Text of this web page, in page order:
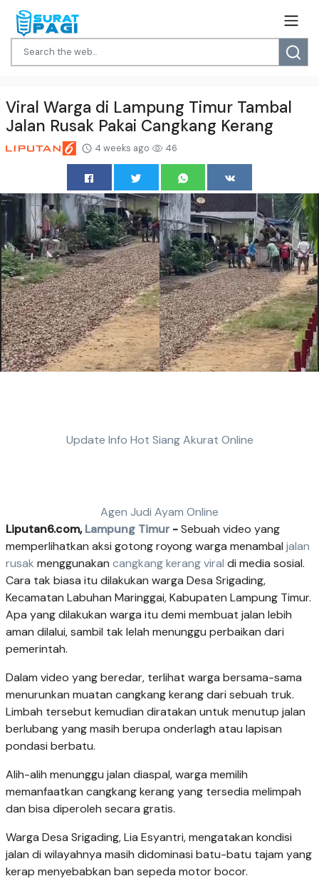
Viral Warga di Lampung Timur Tambal
Jalan Rusak Pakai Cangkang Kerang
4 weeks ago 46
Update Info Hot Siang Akurat Online
Agen Judi Ayam Online
Liputan6.com,Lampung Timur -Sebuah video yang
memperlihatkan aksi gotong royong warga menambal jalan
rusak menggunakan cangkang kerangviral di media sosial.
Cara tak biasa itu dilakukan warga Desa Srigading,
Kecamatan Labuhan Maringgai, Kabupaten Lampung Timur.
Apa yang dilakukan warga itu demi membuat jalan lebih
aman dilalui, sambil tak lelah menunggu perbaikan dari
pemerintah.
Dalam video yang beredar, terlihat warga bersama-sama
menurunkan muatan cangkang kerang dari sebuah truk.
Limbah tersebut kemudian diratakan untuk menutup jalan
berlubang yang masih berupa onderlagh atau lapisan
pondasi berbatu.
Alih-alih menunggu jalan diaspal, warga memilih
memanfaatkan cangkang kerang yang tersedia melimpah
dan bisa diperoleh secara gratis.
Warga Desa Srigading, Lia Esyantri, mengatakan kondisi
jalan di wilayahnya masih didominasi batu-batu tajam yang
kerap menyebabkan ban sepeda motor bocor.